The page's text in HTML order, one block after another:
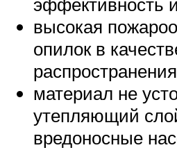
эффективность
высокая
опилок в
материал не
утепляющий
вредоносные